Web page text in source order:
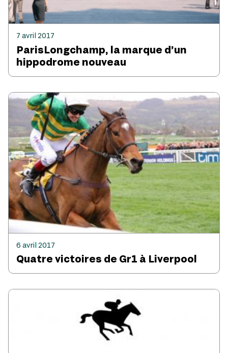
7 avril 2017
ParisLongchamp, la marque d’un
hippodrome nouveau
6 avril 2017
Quatre victoires de Gr1 à Liverpool